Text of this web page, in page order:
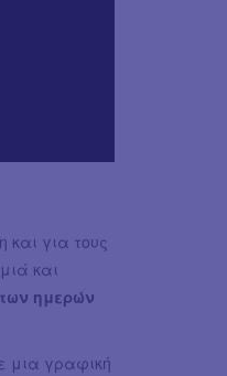
για τους
και
ημερών
μια γραφική